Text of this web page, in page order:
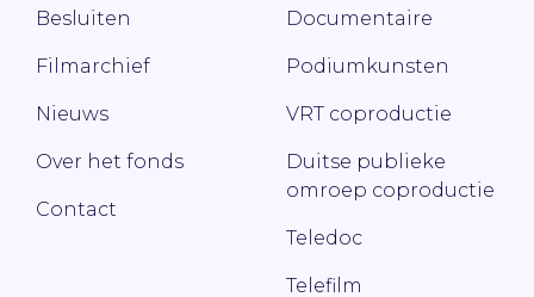
Besluiten
Filmarchief
Nieuws
Over het fonds
Contact
Documentaire
Podiumkunsten
VRT coproductie
Duitse publieke
omroep coproductie
Teledoc
Telefilm